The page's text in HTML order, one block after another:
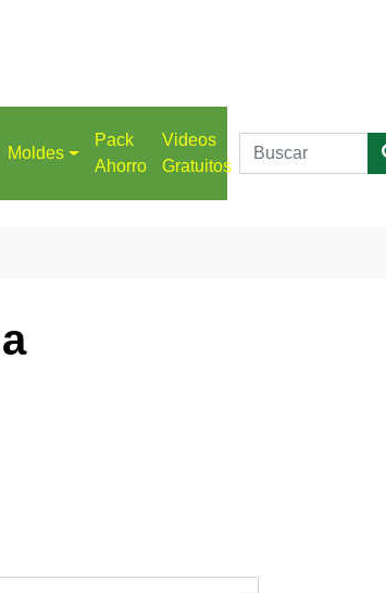
Moldes
Pack
Ahorro
Videos
Gratuitos